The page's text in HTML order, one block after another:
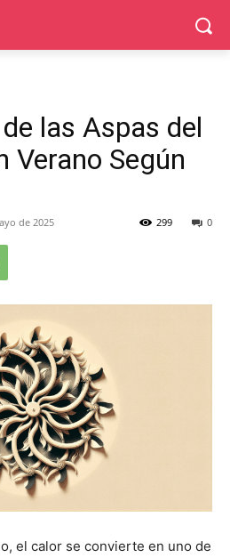
las Aspas del
Verano Según
de 2025 0
299
el calor se convierte en uno de